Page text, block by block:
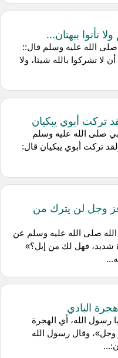
تأتوا ببهتان...
الله عليه وسلم قال::
لا تشركوا بالله شيئا، ولا
تركت أبوي يبكيان
صلى الله عليه وسلم
تركت أبوي يبكيان قال:
عز وجل لن يترك من
صلى الله عليه وسلم عن
شديد، فهل لك من إبل؟»
البادي
رسول الله، أي الهجرة
وقال رسول الله